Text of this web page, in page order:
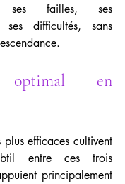
ses failles, ses
ses difficultés, sans
optimal en
plus efficaces cultivent
entre ces trois
principalement